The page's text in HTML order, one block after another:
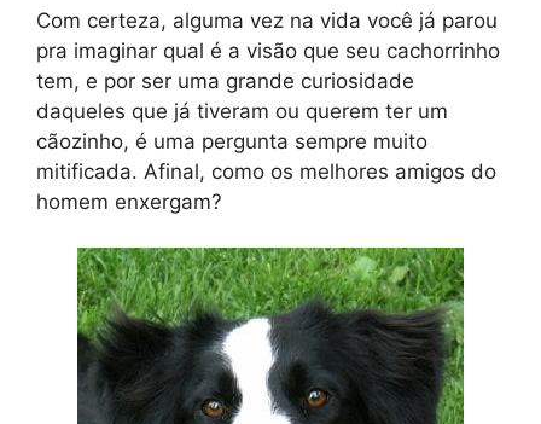
Com certeza, alguma vez na vida você já parou
pra imaginar qual é a visão que seu cachorrinho
tem, e por ser uma grande curiosidade
daqueles que já tiveram ou querem ter um
cãozinho, é uma pergunta sempre muito
mitificada. Afinal, como os melhores amigos do
homem enxergam?